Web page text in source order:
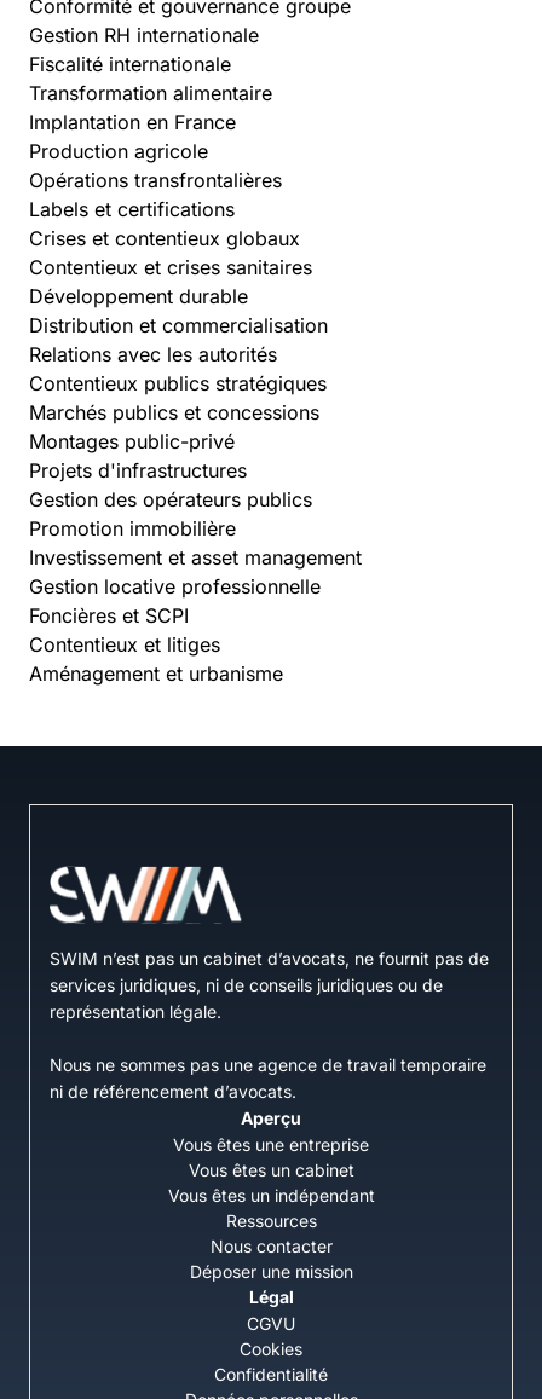
Conformité et gouvernance groupe
Gestion RH internationale
Fiscalité internationale
Transformation alimentaire
Implantation en France
Production agricole
Opérations transfrontalières
Labels et certifications
Crises et contentieux globaux
Contentieux et crises sanitaires
Développement durable
Distribution et commercialisation
Relations avec les autorités
Contentieux publics stratégiques
Marchés publics et concessions
Montages public-privé
Projets d'infrastructures
Gestion des opérateurs publics
Promotion immobilière
Investissement et asset management
Gestion locative professionnelle
Foncières et SCPI
Contentieux et litiges
Aménagement et urbanisme
SWIM n’est pas un cabinet d’avocats, ne fournit pas de
services juridiques, ni de conseils juridiques ou de
représentation légale.
Nous ne sommes pas une agence de travail temporaire
ni de référencement d’avocats.
Aperçu
Vous êtes une entreprise
Vous êtes un cabinet
Vous êtes un indépendant
Ressources
Nous contacter
Déposer une mission
Légal
CGVU
Cookies
Confidentialité